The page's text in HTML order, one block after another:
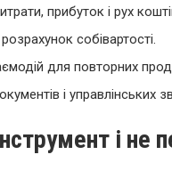
прибуток і рух
собівартості.
для повторних
і управлінських
і не